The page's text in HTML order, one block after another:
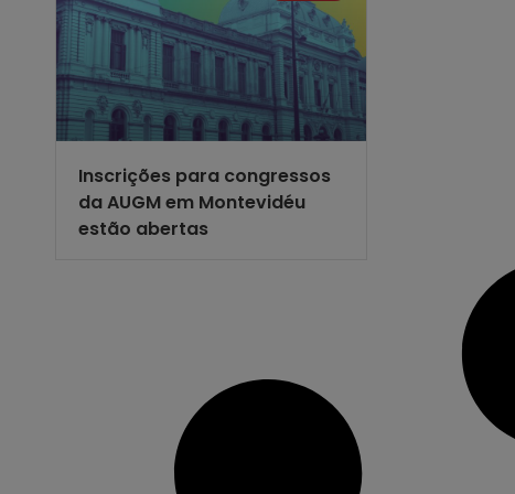
Inscrições para congressos
da AUGM em Montevidéu
estão abertas